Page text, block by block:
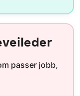
passer jobb,